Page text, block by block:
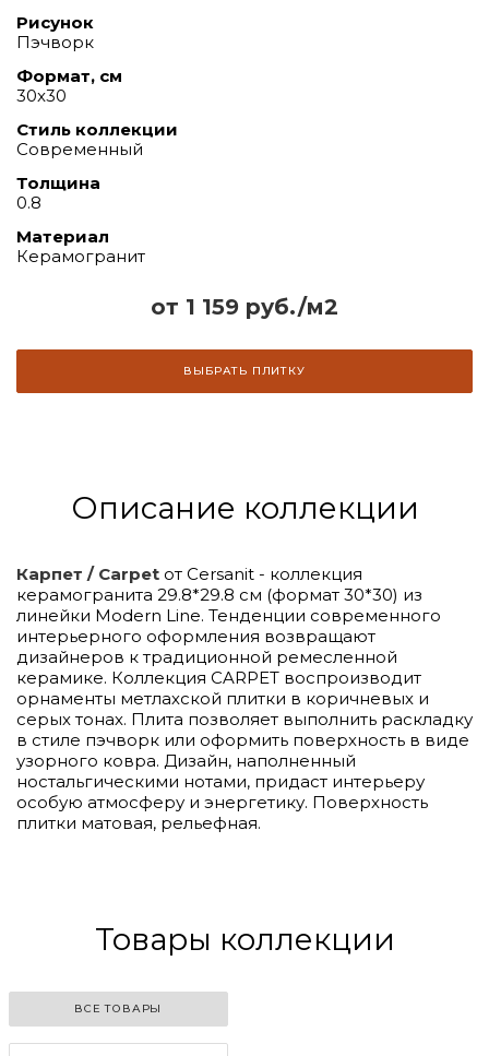
от 1 159 руб./м2
ВЫБРАТЬ ПЛИТКУ
Рисунок
Пэчворк
Формат, см
30x30
Стиль коллекции
Современный
Толщина
0.8
Материал
Керамогранит
Описание коллекции
Карпет / Carpet от Cersanit - коллекция
керамогранита 29.8*29.8 см (формат 30*30) из
линейки Modern Line. Тенденции современного
интерьерного оформления возвращают
дизайнеров к традиционной ремесленной
керамике. Коллекция CARPET воспроизводит
орнаменты метлахской плитки в коричневых и
серых тонах. Плита позволяет выполнить раскладку
в стиле пэчворк или оформить поверхность в виде
узорного ковра. Дизайн, наполненный
ностальгическими нотами, придаст интерьеру
особую атмосферу и энергетику. Поверхность
плитки матовая, рельефная.
Товары коллекции
ВСЕ ТОВАРЫ